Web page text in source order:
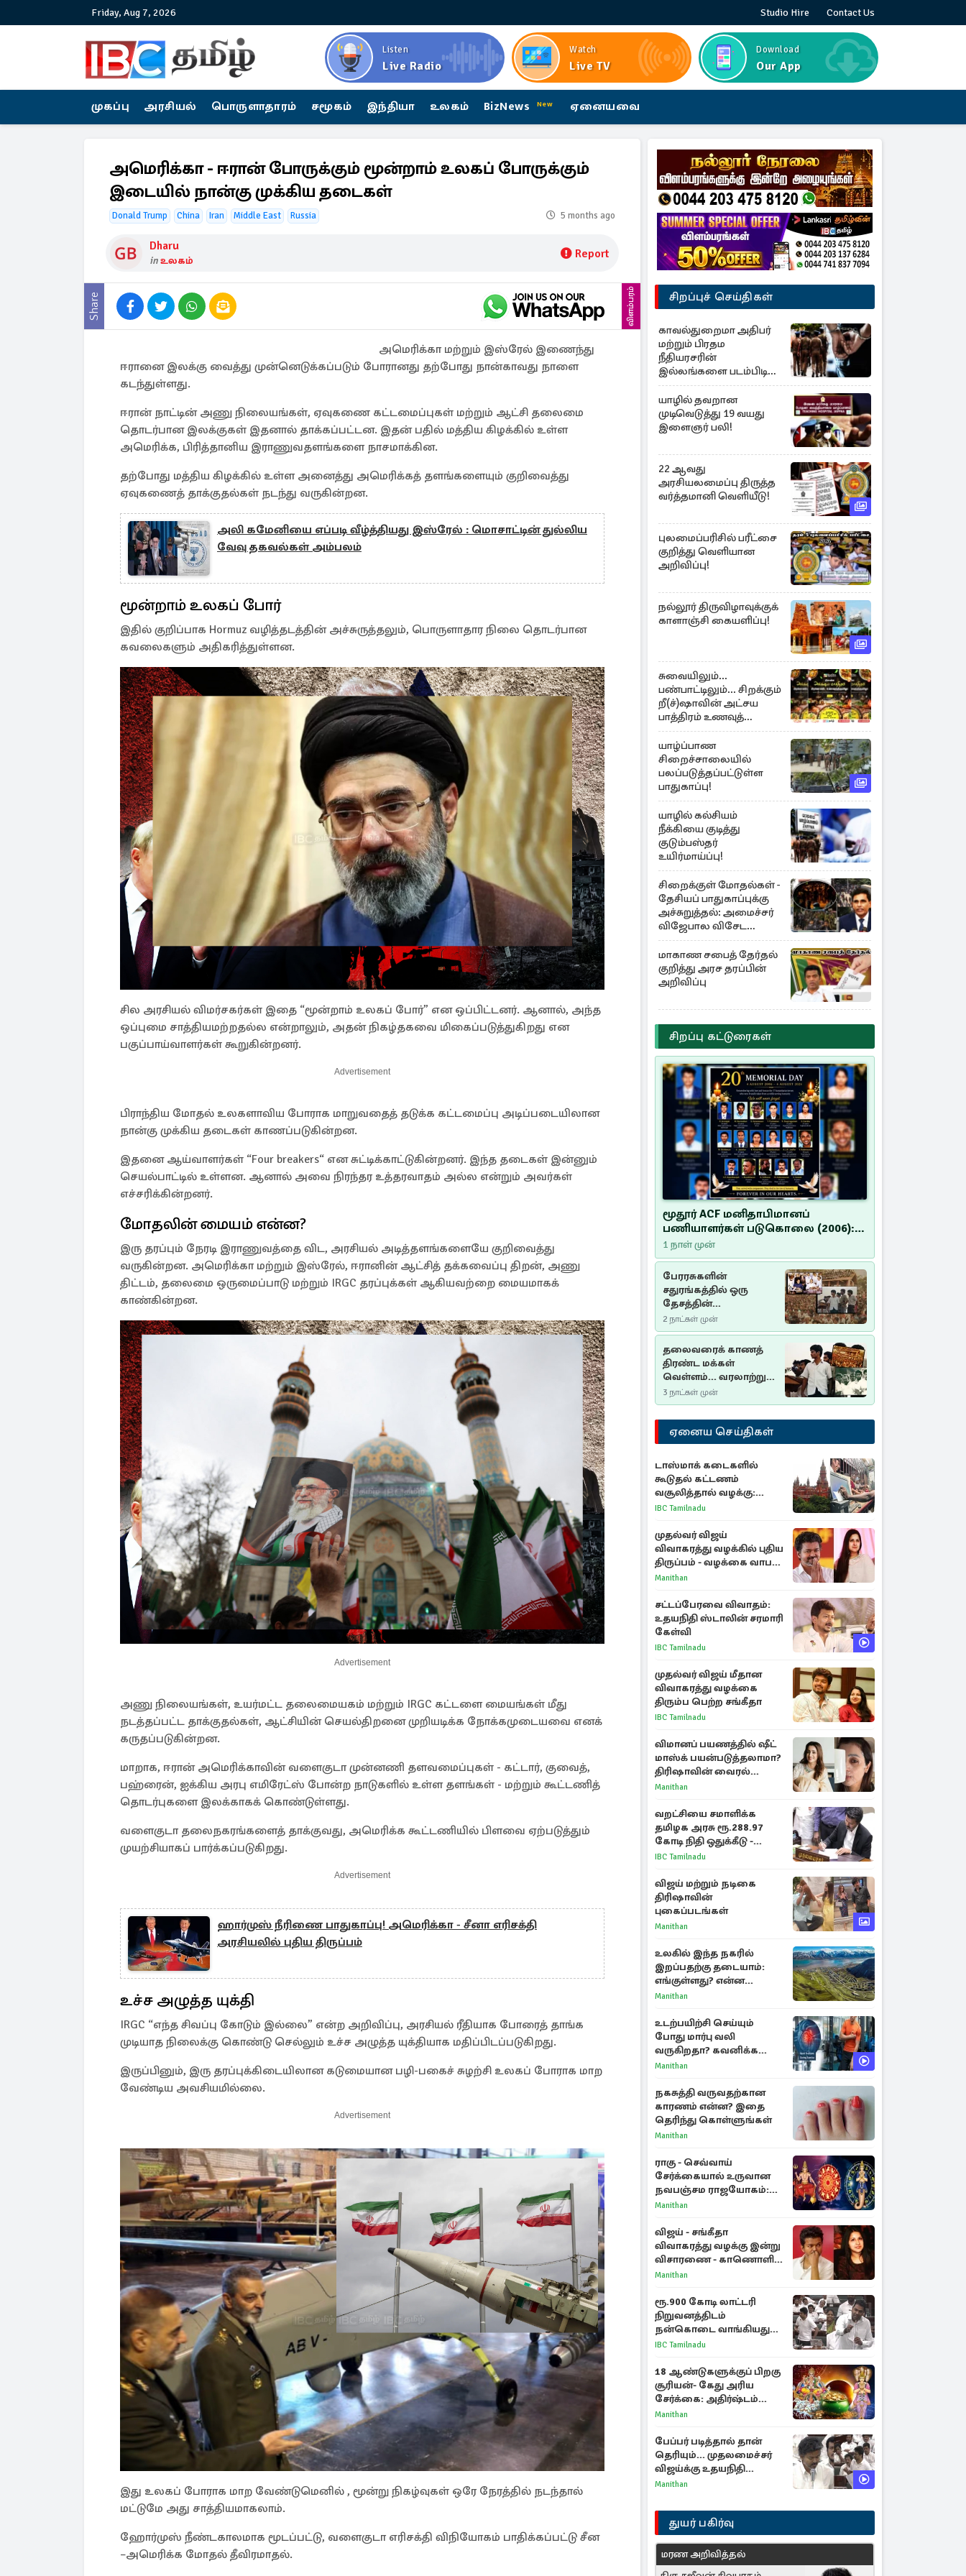
Friday, Aug 7, 2026 Studio Hire Contact Us
Listen
Live Radio
Watch
Live TV
Download
Our App
முகப்பு அரசியல் பொருளாதாரம் சமூகம் இந்தியா உலகம் BizNews New ஏனையவை
அமெரிக்கா - ஈரான் போருக்கும் மூன்றாம் உலகப் போருக்கும்
இடையில் நான்கு முக்கிய தடைகள்
Donald Trump China Iran Middle East Russia 5 months ago
Dharu
inஉலகம் Report
Share விளம்பரம்
அமெரிக்கா மற்றும் இஸ்ரேல் இணைந்து
ஈரானை இலக்கு வைத்து முன்னெடுக்கப்படும் போரானது தற்போது நான்காவது நாளை
கடந்துள்ளது.
ஈரான் நாட்டின் அணு நிலையங்கள், ஏவுகணை கட்டமைப்புகள் மற்றும் ஆட்சி தலைமை
தொடர்பான இலக்குகள் இதனால் தாக்கப்பட்டன. இதன் பதில் மத்திய கிழக்கில் உள்ள
அமெரிக்க, பிரித்தானிய இராணுவதளங்களை நாசமாக்கின.
தற்போது மத்திய கிழக்கில் உள்ள அனைத்து அமெரிக்கத் தளங்களையும் குறிவைத்து
ஏவுகணைத் தாக்குதல்கள் நடந்து வருகின்றன.
அலி கமேனியை எப்படி வீழ்த்தியது இஸ்ரேல் : மொசாட்டின் துல்லிய
வேவு தகவல்கள் அம்பலம்
மூன்றாம் உலகப் போர்
இதில் குறிப்பாக Hormuz வழித்தடத்தின் அச்சுருத்தலும், பொருளாதார நிலை தொடர்பான
கவலைகளும் அதிகரித்துள்ளன.
சில அரசியல் விமர்சகர்கள் இதை “மூன்றாம் உலகப் போர்” என ஒப்பிட்டனர். ஆனால், அந்த
ஒப்புமை சாத்தியமற்றதல்ல என்றாலும், அதன் நிகழ்தகவை மிகைப்படுத்துகிறது என
பகுப்பாய்வாளர்கள் கூறுகின்றனர்.
Advertisement
பிராந்திய மோதல் உலகளாவிய போராக மாறுவதைத் தடுக்க கட்டமைப்பு அடிப்படையிலான
நான்கு முக்கிய தடைகள் காணப்படுகின்றன.
இதனை ஆய்வாளர்கள் “Four breakers“ என சுட்டிக்காட்டுகின்றனர். இந்த தடைகள் இன்னும்
செயல்பாட்டில் உள்ளன. ஆனால் அவை நிரந்தர உத்தரவாதம் அல்ல என்றும் அவர்கள்
எச்சரிக்கின்றனர்.
மோதலின் மையம் என்ன?
இரு தரப்பும் நேரடி இராணுவத்தை விட, அரசியல் அடித்தளங்களையே குறிவைத்து
வருகின்றன. அமெரிக்கா மற்றும் இஸ்ரேல், ஈரானின் ஆட்சித் தக்கவைப்பு திறன், அணு
திட்டம், தலைமை ஒருமைப்பாடு மற்றும் IRGC தரப்புக்கள் ஆகியவற்றை மையமாகக்
காண்கின்றன.
Advertisement
அணு நிலையங்கள், உயர்மட்ட தலைமையகம் மற்றும் IRGC கட்டளை மையங்கள் மீது
நடத்தப்பட்ட தாக்குதல்கள், ஆட்சியின் செயல்திறனை முறியடிக்க நோக்கமுடையவை எனக்
கருதப்படுகின்றன.
மாறாக, ஈரான் அமெரிக்காவின் வளைகுடா முன்னணி தளவமைப்புகள் - கட்டார், குவைத்,
பஹ்ரைன், ஐக்கிய அரபு எமிரேட்ஸ் போன்ற நாடுகளில் உள்ள தளங்கள் - மற்றும் கூட்டணித்
தொடர்புகளை இலக்காகக் கொண்டுள்ளது.
வளைகுடா தலைநகரங்களைத் தாக்குவது, அமெரிக்க கூட்டணியில் பிளவை ஏற்படுத்தும்
முயற்சியாகப் பார்க்கப்படுகிறது.
Advertisement
ஹார்முஸ் நீரிணை பாதுகாப்பு! அமெரிக்கா - சீனா எரிசக்தி
அரசியலில் புதிய திருப்பம்
உச்ச அழுத்த யுக்தி
IRGC “எந்த சிவப்பு கோடும் இல்லை” என்ற அறிவிப்பு, அரசியல் ரீதியாக போரைத் தாங்க
முடியாத நிலைக்கு கொண்டு செல்லும் உச்ச அழுத்த யுக்தியாக மதிப்பிடப்படுகிறது.
இருப்பினும், இரு தரப்புக்கிடையிலான கடுமையான பழி-பகைச் சுழற்சி உலகப் போராக மாற
வேண்டிய அவசியமில்லை.
Advertisement
இது உலகப் போராக மாற வேண்டுமெனில் , மூன்று நிகழ்வுகள் ஒரே நேரத்தில் நடந்தால்
மட்டுமே அது சாத்தியமாகலாம்.
ஹோர்முஸ் நீண்டகாலமாக மூடப்பட்டு, வளைகுடா எரிசக்தி விநியோகம் பாதிக்கப்பட்டு சீன
–அமெரிக்க மோதல் தீவிரமாதல்.
சிறப்புச் செய்திகள்
காவல்துறைமா அதிபர்
மற்றும் பிரதம
நீதியரசரின்
இல்லங்களை படம்பிடித்த
சந்தேக நபர் கைது!
யாழில் தவறான
முடிவெடுத்து 19 வயது
இளைஞர் பலி!
22 ஆவது
அரசியலமைப்பு திருத்த
வர்த்தமானி வெளியீடு!
புலமைப்பரிசில் பரீட்சை
குறித்து வெளியான
அறிவிப்பு!
நல்லூர் திருவிழாவுக்குக்
காளாஞ்சி கையளிப்பு!
சுவையிலும்...
பண்பாட்டிலும்... சிறக்கும்
றீ(ச்)ஷாவின் அட்சய
பாத்திரம் உணவுத்
திருவிழா ஆரம்பம்
யாழ்ப்பாண
சிறைச்சாலையில்
பலப்படுத்தப்பட்டுள்ள
பாதுகாப்பு!
யாழில் கல்சியம்
நீக்கியை குடித்து
குடும்பஸ்தர்
உயிர்மாய்ப்பு!
சிறைக்குள் மோதல்கள் -
தேசியப் பாதுகாப்புக்கு
அச்சுறுத்தல்: அமைச்சர்
விஜேபால விசேட
அறிவிப்பு
மாகாண சபைத் தேர்தல்
குறித்து அரச தரப்பின்
அறிவிப்பு
சிறப்பு கட்டுரைகள்
மூதூர் ACF மனிதாபிமானப்
பணியாளர்கள் படுகொலை (2006):
20 ஆண்டுகளாகியும் நீதி
மறுக்கப்பட்ட மனிதாபிமானப்
பேரவலம்
1 நாள் முன்
பேரரசுகளின்
சதுரங்கத்தில் ஒரு
தேசத்தின்
தீர்க்கதரிசனம் :
சுதுமலை பிரகடனம்
ஒரு வரலாற்றுப் பாடம்
2 நாட்கள் முன்
தலைவரைக் காணத்
திரண்ட மக்கள்
வெள்ளம்... வரலாற்றுச்
சிறப்புமிக்க சுதுமலைப்
பிரகடனம்…
3 நாட்கள் முன்
ஏனைய செய்திகள்
டாஸ்மாக் கடைகளில்
கூடுதல் கட்டணம்
வசூலித்தால் வழக்கு:
சென்னை உயர்நீதிமன்றம்
IBC Tamilnadu
முதல்வர் விஜய்
விவாகரத்து வழக்கில் புதிய
திருப்பம் - வழக்கை வாபஸ்
பெற்ற சங்கீதா!
Manithan
சட்டப்பேரவை விவாதம்:
உதயநிதி ஸ்டாலின் சரமாரி
கேள்வி
IBC Tamilnadu
முதல்வர் விஜய் மீதான
விவாகரத்து வழக்கை
திரும்ப பெற்ற சங்கீதா
IBC Tamilnadu
விமானப் பயணத்தில் ஷீட்
மாஸ்க் பயன்படுத்தலாமா?
திரிஷாவின் வைரல்
செல்ஃபிக்கு மருத்துவர்
Manithan
வறட்சியை சமாளிக்க
தமிழக அரசு ரூ.288.97
கோடி நிதி ஒதுக்கீடு -
வெளியான அரசாணை
IBC Tamilnadu
விஜய் மற்றும் நடிகை
திரிஷாவின்
புகைப்படங்கள்
Manithan
உலகில் இந்த நகரில்
இறப்பதற்கு தடையாம்:
எங்குள்ளது? என்ன
காரணம் தெரியுமா?
Manithan
உடற்பயிற்சி செய்யும்
போது மார்பு வலி
வருகிறதா? கவனிக்க
வேண்டிய எச்சரிக்கை
Manithan
நகசுத்தி வருவதற்கான
காரணம் என்ன? இதை
தெரிந்து கொள்ளுங்கள்
Manithan
ராகு - செவ்வாய்
சேர்க்கையால் உருவான
நவபஞ்சம ராஜயோகம்:
அதிர்ஷ்டம் பெறும் 3
Manithan
விஜய் - சங்கீதா
விவாகரத்து வழக்கு இன்று
விசாரணை - காணொளி
மூலம் ஆஜராக வாய்ப்பு
Manithan
ரூ.900 கோடி லாட்டரி
நிறுவனத்திடம்
நன்கொடை வாங்கியது
ஏன்? உதயநிதி - ஆதவ்
IBC Tamilnadu
18 ஆண்டுகளுக்குப் பிறகு
சூரியன்- கேது அரிய
சேர்க்கை: அதிர்ஷ்டம்
பெறும் 3 ராசிகள்!
Manithan
பேப்பர் படித்தால் தான்
தெரியும்... முதலமைச்சர்
விஜய்க்கு உதயநிதி
ஸ்டாலின் பதிலடி
Manithan
துயர் பகிர்வு
மரண அறிவித்தல்